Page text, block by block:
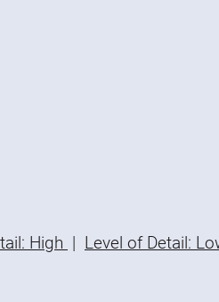
High | Level of Detail: